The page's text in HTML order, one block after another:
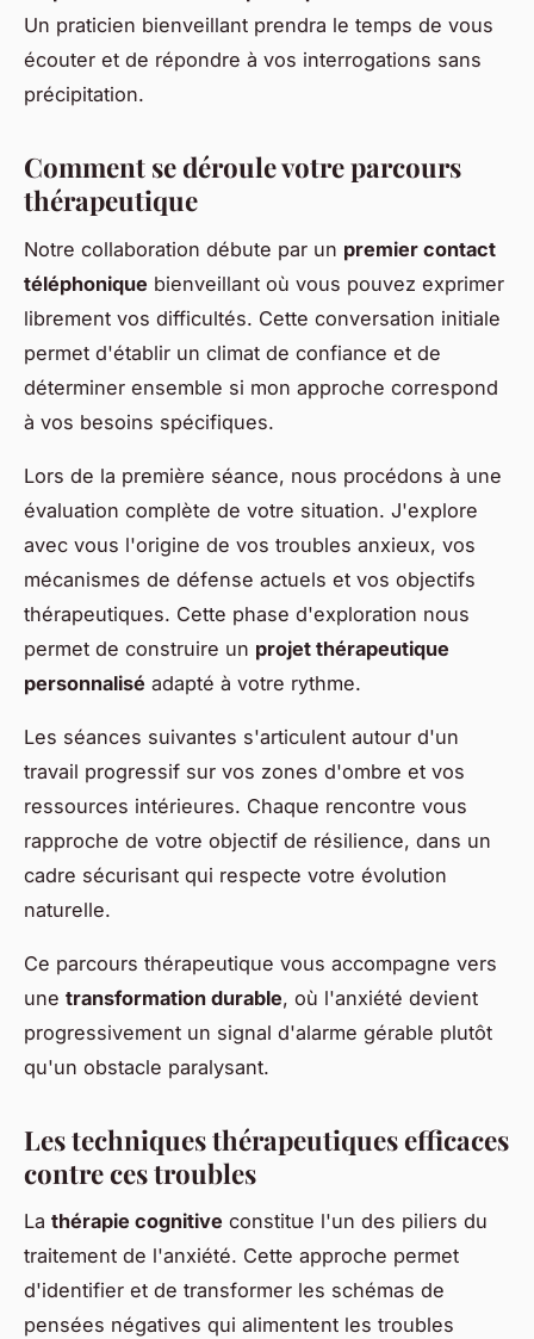
Un praticien bienveillant prendra le temps de vous
écouter et de répondre à vos interrogations sans
précipitation.
Comment se déroule votre parcours
thérapeutique
Notre collaboration débute par un premier contact
téléphonique bienveillant où vous pouvez exprimer
librement vos difficultés. Cette conversation initiale
permet d'établir un climat de confiance et de
déterminer ensemble si mon approche correspond
à vos besoins spécifiques.
Lors de la première séance, nous procédons à une
évaluation complète de votre situation. J'explore
avec vous l'origine de vos troubles anxieux, vos
mécanismes de défense actuels et vos objectifs
thérapeutiques. Cette phase d'exploration nous
permet de construire un projet thérapeutique
personnalisé adapté à votre rythme.
Les séances suivantes s'articulent autour d'un
travail progressif sur vos zones d'ombre et vos
ressources intérieures. Chaque rencontre vous
rapproche de votre objectif de résilience, dans un
cadre sécurisant qui respecte votre évolution
naturelle.
Ce parcours thérapeutique vous accompagne vers
une transformation durable, où l'anxiété devient
progressivement un signal d'alarme gérable plutôt
qu'un obstacle paralysant.
Les techniques thérapeutiques efficaces
contre ces troubles
La thérapie cognitive constitue l'un des piliers du
traitement de l'anxiété. Cette approche permet
d'identifier et de transformer les schémas de
pensées négatives qui alimentent les troubles